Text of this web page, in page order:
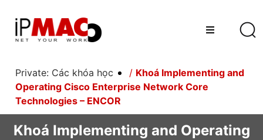
Private: Các khóa học / Khoá Implementing and
Operating Cisco Enterprise Network Core
Technologies – ENCOR
Khoá Implementing and Operating